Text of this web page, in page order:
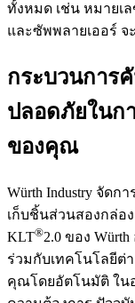
ทั้งหมด เช่น หมายเ
และซัพพลายเออร์
กระบวนการ
ปลอดภัยในก
ของคุณ
Würth Industry จัด
เก็บชิ้นส่วนสองกล่อ
KLT®2.0 ของ
ร่วมกับเทคโนโลยีต่
คุณโดยอัตโนมัติ ใน